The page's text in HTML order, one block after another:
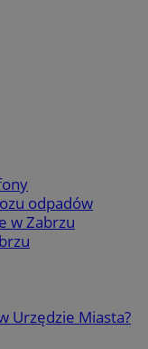
odpadów
w Zabrzu
Urzędzie Miasta?